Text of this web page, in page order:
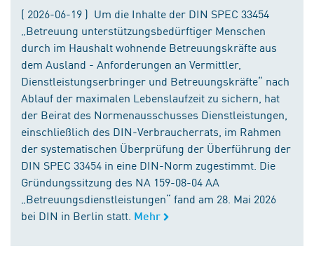
( 2026-06-19 ) Um die Inhalte der DIN SPEC 33454
„Betreuung unterstützungsbedürftiger Menschen
durch im Haushalt wohnende Betreuungskräfte aus
dem Ausland - Anforderungen an Vermittler,
Dienstleistungserbringer und Betreuungskräfte“ nach
Ablauf der maximalen Lebenslaufzeit zu sichern, hat
der Beirat des Normenausschusses Dienstleistungen,
einschließlich des DIN-Verbraucherrats, im Rahmen
der systematischen Überprüfung der Überführung der
DIN SPEC 33454 in eine DIN-Norm zugestimmt. Die
Gründungssitzung des NA 159-08-04 AA
„Betreuungsdienstleistungen“ fand am 28. Mai 2026
bei DIN in Berlin statt. Mehr